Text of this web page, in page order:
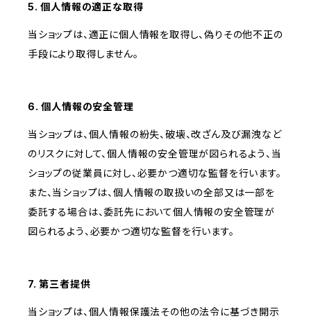
5. 個人情報の適正な取得
当ショップは、適正に個人情報を取得し、偽りその他不正の
手段により取得しません。
6. 個人情報の安全管理
当ショップは、個人情報の紛失、破壊、改ざん及び漏洩など
のリスクに対して、個人情報の安全管理が図られるよう、当
ショップの従業員に対し、必要かつ適切な監督を行います。
また、当ショップは、個人情報の取扱いの全部又は一部を
委託する場合は、委託先において個人情報の安全管理が
図られるよう、必要かつ適切な監督を行います。
7. 第三者提供
当ショップは、個人情報保護法その他の法令に基づき開示